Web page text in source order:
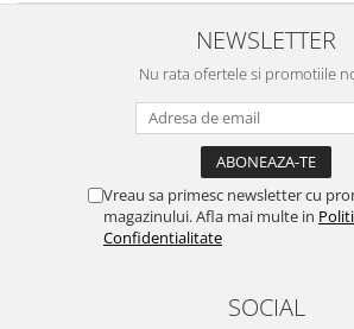
NEWSLETTER
Nu rata ofertele si promotiile
Vreau sa primesc newsletter cu
magazinului. Afla mai multe in
Confidentialitate
SOCIAL